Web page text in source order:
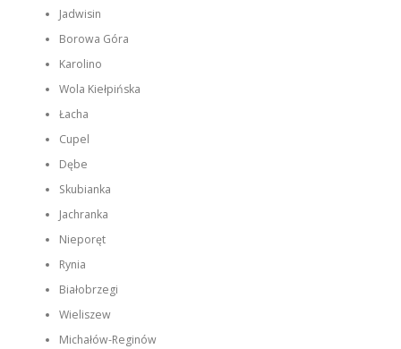
Jadwisin
Borowa Góra
Karolino
Wola Kiełpińska
Łacha
Cupel
Dębe
Skubianka
Jachranka
Nieporęt
Rynia
Białobrzegi
Wieliszew
Michałów-Reginów